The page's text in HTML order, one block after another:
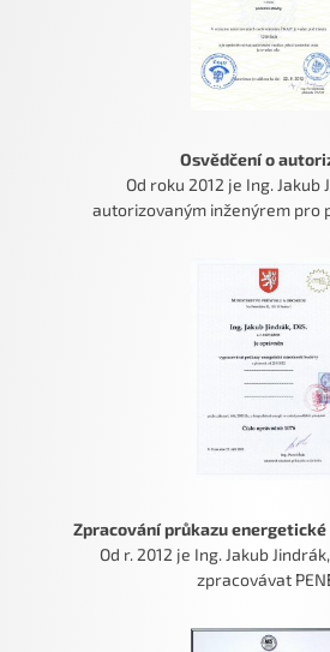
Osvědčení o
Od roku 2012 je Ing. Jakub
autorizovaným inženýrem pro
Zpracování průkazu
Od r. 2012 je Ing. Jakub
zpracovávat